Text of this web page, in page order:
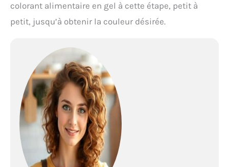
colorant alimentaire en gel à cette étape, petit à
petit, jusqu’à obtenir la couleur désirée.